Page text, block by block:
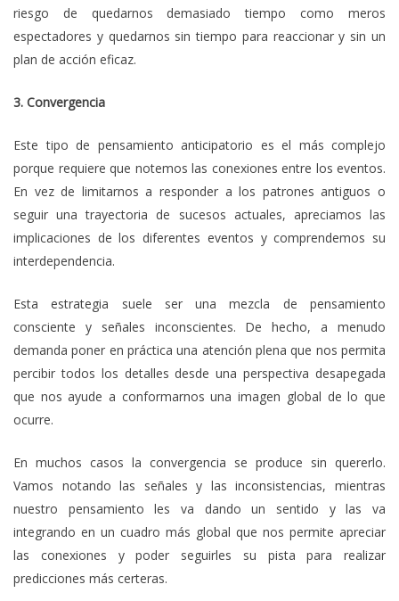
riesgo de quedarnos demasiado tiempo como meros
espectadores y quedarnos sin tiempo para reaccionar y sin un
plan de acción eficaz.
3. Convergencia
Este tipo de pensamiento anticipatorio es el más complejo
porque requiere que notemos las conexiones entre los eventos.
En vez de limitarnos a responder a los patrones antiguos o
seguir una trayectoria de sucesos actuales, apreciamos las
implicaciones de los diferentes eventos y comprendemos su
interdependencia.
Esta estrategia suele ser una mezcla de pensamiento
consciente y señales inconscientes. De hecho, a menudo
demanda poner en práctica una atención plena que nos permita
percibir todos los detalles desde una perspectiva desapegada
que nos ayude a conformarnos una imagen global de lo que
ocurre.
En muchos casos la convergencia se produce sin quererlo.
Vamos notando las señales y las inconsistencias, mientras
nuestro pensamiento les va dando un sentido y las va
integrando en un cuadro más global que nos permite apreciar
las conexiones y poder seguirles su pista para realizar
predicciones más certeras.